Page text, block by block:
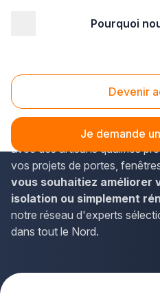
Pourquoi
Devenir
Je demande
Fermetures Cambrai
Vous recherchez un
Cambrai ? La solution Plus
avec des artisans qualifiés
vos projets de portes,
vous souhaitiez
isolation ou simplement
notre réseau d'experts
dans tout le Nord.